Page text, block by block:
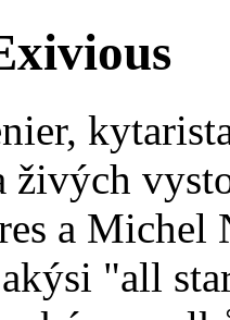
živých
a Michel
"all